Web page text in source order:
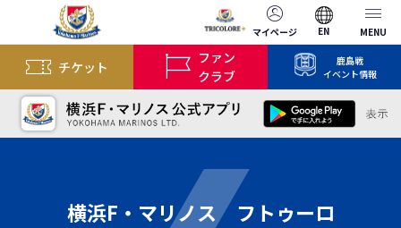
マイページ EN MENU
チケット
ファン
クラブ
鹿島戦
イベント情報
横浜F・マリノス フトゥーロ